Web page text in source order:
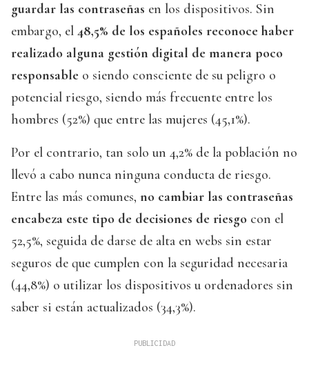
guardar las contraseñas en los dispositivos. Sin
embargo, el 48,5% de los españoles reconoce haber
realizado alguna gestión digital de manera poco
responsable o siendo consciente de su peligro o
potencial riesgo, siendo más frecuente entre los
hombres (52%) que entre las mujeres (45,1%).
Por el contrario, tan solo un 4,2% de la población no
llevó a cabo nunca ninguna conducta de riesgo.
Entre las más comunes, no cambiar las contraseñas
encabeza este tipo de decisiones de riesgo con el
52,5%, seguida de darse de alta en webs sin estar
seguros de que cumplen con la seguridad necesaria
(44,8%) o utilizar los dispositivos u ordenadores sin
saber si están actualizados (34,3%).